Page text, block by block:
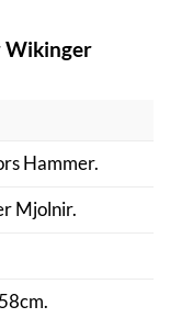
Wikinger
Hammer.
Mjolnir.